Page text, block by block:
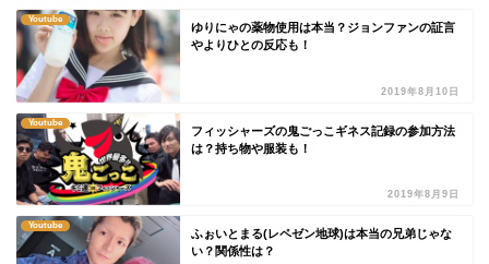
Youtube
ゆりにゃの薬物使用は本当？ジョンファンの証言
やよりひとの反応も！
2019年8月10日
Youtube
フィッシャーズの鬼ごっこギネス記録の参加方法
は？持ち物や服装も！
2019年8月9日
Youtube
ふぉいとまる(レペゼン地球)は本当の兄弟じゃな
い？関係性は？